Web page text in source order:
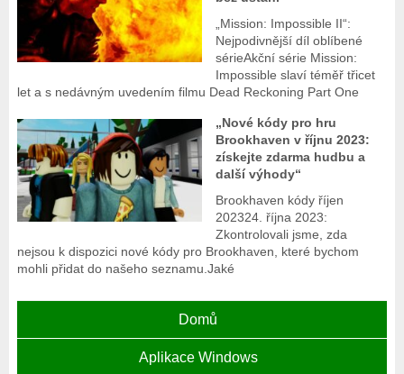
„Mission: Impossible II“:
Nejpodivnější díl oblíbené
sérieAkční série Mission:
Impossible slaví téměř třicet
let a s nedávným uvedením filmu Dead Reckoning Part One
„Nové kódy pro hru
Brookhaven v říjnu 2023:
získejte zdarma hudbu a
další výhody“
Brookhaven kódy říjen
202324. října 2023:
Zkontrolovali jsme, zda
nejsou k dispozici nové kódy pro Brookhaven, které bychom
mohli přidat do našeho seznamu.Jaké
Domů
Aplikace Windows